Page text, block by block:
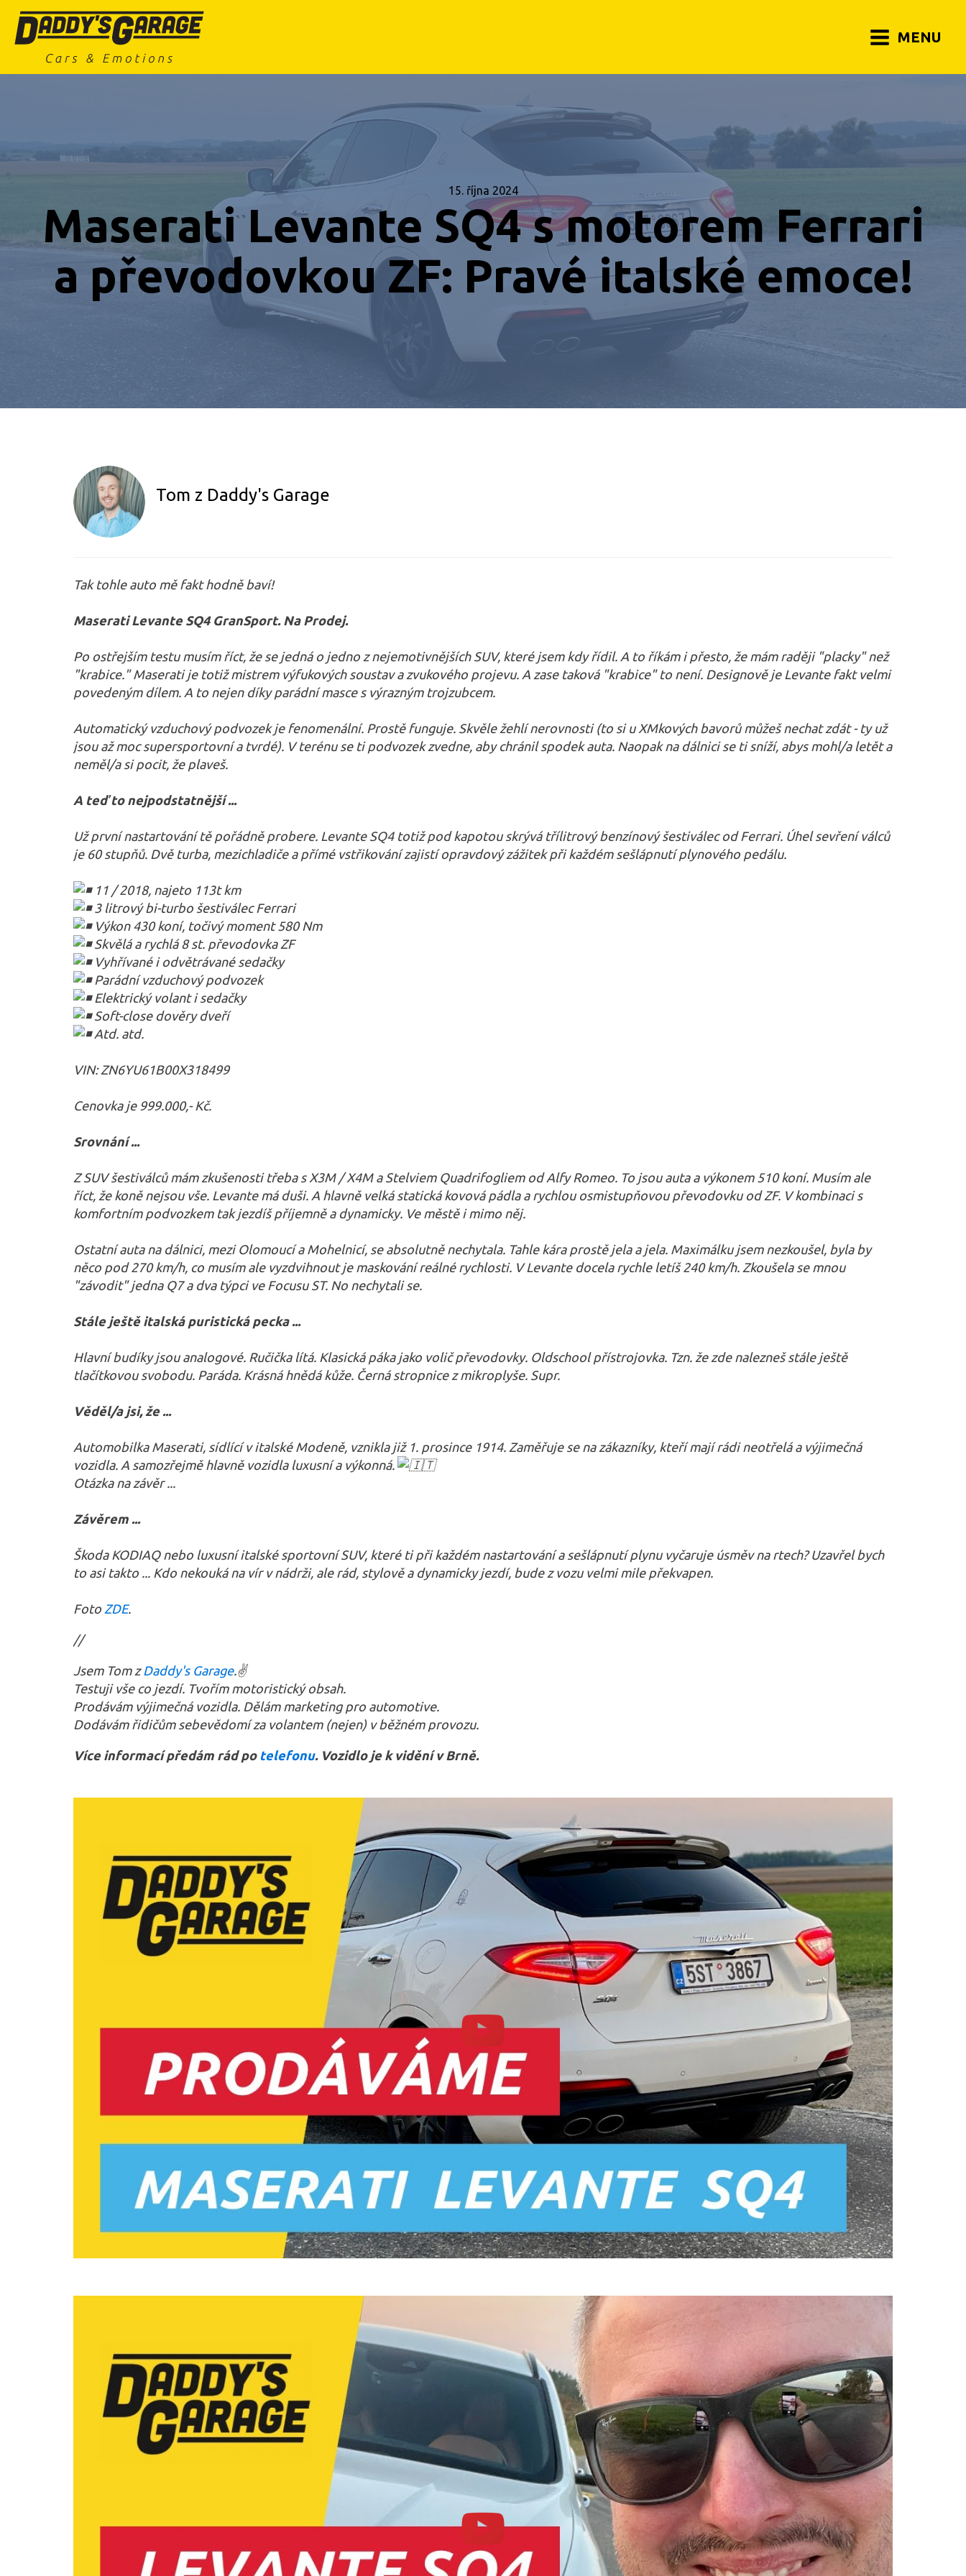
MENU
15. října 2024
Maserati Levante SQ4 s motorem Ferrari
a převodovkou ZF: Pravé italské emoce!
Tom z Daddy's Garage
Tak tohle auto mě fakt hodně baví!
Maserati Levante SQ4 GranSport. Na Prodej.
Po ostřejším testu musím říct, že se jedná o jedno z nejemotivnějších SUV, které jsem kdy řídil. A to říkám i přesto, že mám raději "placky" než
"krabice." Maserati je totiž mistrem výfukových soustav a zvukového projevu. A zase taková "krabice" to není. Designově je Levante fakt velmi
povedeným dílem. A to nejen díky parádní masce s výrazným trojzubcem.
Automatický vzduchový podvozek je fenomenální. Prostě funguje. Skvěle žehlí nerovnosti (to si u XMkových bavorů můžeš nechat zdát - ty už
jsou až moc supersportovní a tvrdé). V terénu se ti podvozek zvedne, aby chránil spodek auta. Naopak na dálnici se ti sníží, abys mohl/a letět a
neměl/a si pocit, že plaveš.
A teď to nejpodstatnější ...
Už první nastartování tě pořádně probere. Levante SQ4 totiž pod kapotou skrývá třílitrový benzínový šestiválec od Ferrari. Úhel sevření válců
je 60 stupňů. Dvě turba, mezichladiče a přímé vstřikování zajistí opravdový zážitek při každém sešlápnutí plynového pedálu.
11 / 2018, najeto 113t km
3 litrový bi-turbo šestiválec Ferrari
Výkon 430 koní, točivý moment 580 Nm
Skvělá a rychlá 8 st. převodovka ZF
Vyhřívané i odvětrávané sedačky
Parádní vzduchový podvozek
Elektrický volant i sedačky
Soft-close dověry dveří
Atd. atd.
VIN: ZN6YU61B00X318499
Cenovka je 999.000,- Kč.
Srovnání ...
Z SUV šestiválců mám zkušenosti třeba s X3M / X4M a Stelviem Quadrifogliem od Alfy Romeo. To jsou auta a výkonem 510 koní. Musím ale
říct, že koně nejsou vše. Levante má duši. A hlavně velká statická kovová pádla a rychlou osmistupňovou převodovku od ZF. V kombinaci s
komfortním podvozkem tak jezdíš příjemně a dynamicky. Ve městě i mimo něj.
Ostatní auta na dálnici, mezi Olomoucí a Mohelnicí, se absolutně nechytala. Tahle kára prostě jela a jela. Maximálku jsem nezkoušel, byla by
něco pod 270 km/h, co musím ale vyzdvihnout je maskování reálné rychlosti. V Levante docela rychle letíš 240 km/h. Zkoušela se mnou
"závodit" jedna Q7 a dva týpci ve Focusu ST. No nechytali se.
Stále ještě italská puristická pecka ...
Hlavní budíky jsou analogové. Ručička lítá. Klasická páka jako volič převodovky. Oldschool přístrojovka. Tzn. že zde nalezneš stále ještě
tlačítkovou svobodu. Paráda. Krásná hnědá kůže. Černá stropnice z mikroplyše. Supr.
Věděl/a jsi, že ...
Automobilka Maserati, sídlící v italské Modeně, vznikla již 1. prosince 1914. Zaměřuje se na zákazníky, kteří mají rádi neotřelá a výjimečná
vozidla. A samozřejmě hlavně vozidla luxusní a výkonná.
Otázka na závěr ...
Závěrem ...
Škoda KODIAQ nebo luxusní italské sportovní SUV, které ti při každém nastartování a sešlápnutí plynu vyčaruje úsměv na rtech? Uzavřel bych
to asi takto ... Kdo nekouká na vír v nádrži, ale rád, stylově a dynamicky jezdí, bude z vozu velmi mile překvapen.
Foto ZDE.
//
Jsem Tom z Daddy's Garage.✌️
Testuji vše co jezdí. Tvořím motoristický obsah.
Prodávám výjimečná vozidla. Dělám marketing pro automotive.
Dodávám řidičům sebevědomí za volantem (nejen) v běžném provozu.
Více informací předám rád po telefonu. Vozidlo je kvidění v Brně.